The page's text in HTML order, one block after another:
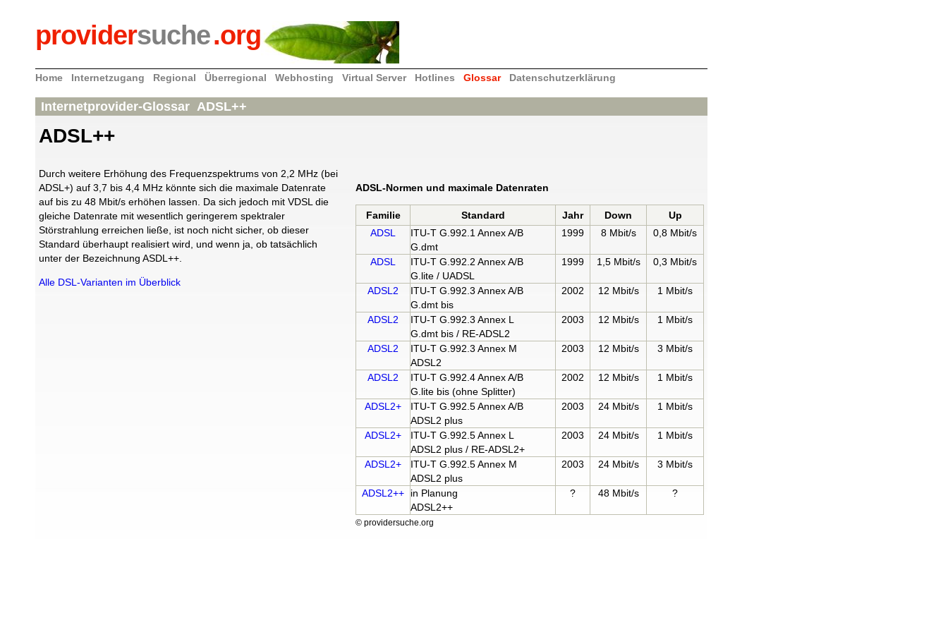
providersuche.org
Home Internetzugang Regional Überregional Webhosting Virtual Server Hotlines Glossar Datenschutzerklärung
Internetprovider-Glossar ADSL++
ADSL++
Durch weitere Erhöhung des Frequenzspektrums von 2,2 MHz (bei
ADSL+) auf 3,7 bis 4,4 MHz könnte sich die maximale Datenrate
auf bis zu 48 Mbit/s erhöhen lassen. Da sich jedoch mit VDSL die
gleiche Datenrate mit wesentlich geringerem spektraler
Störstrahlung erreichen ließe, ist noch nicht sicher, ob dieser
Standard überhaupt realisiert wird, und wenn ja, ob tatsächlich
unter der Bezeichnung ASDL++.
Alle DSL-Varianten im Überblick
ADSL-Normen und maximale Datenraten
Familie Standard Jahr Down
Up
ADSL
ITU-T G.992.1 Annex A/B
G.dmt
1999 8 Mbit/s 0,8 Mbit/s
ADSL
ITU-T G.992.2 Annex A/B
G.lite / UADSL
1999 1,5 Mbit/s 0,3 Mbit/s
ADSL2
ITU-T G.992.3 Annex A/B
G.dmt bis
2002 12 Mbit/s 1 Mbit/s
ADSL2
ITU-T G.992.3 Annex L
G.dmt bis / RE-ADSL2
2003 12 Mbit/s 1 Mbit/s
ADSL2
ITU-T G.992.3 Annex M
ADSL2
2003 12 Mbit/s 3 Mbit/s
ADSL2
ITU-T G.992.4 Annex A/B
G.lite bis (ohne Splitter)
2002 12 Mbit/s 1 Mbit/s
ADSL2+
ITU-T G.992.5 Annex A/B
ADSL2 plus
2003 24 Mbit/s 1 Mbit/s
ADSL2+
ITU-T G.992.5 Annex L
ADSL2 plus / RE-ADSL2+
2003 24 Mbit/s 1 Mbit/s
ADSL2+
ITU-T G.992.5 Annex M
ADSL2 plus
2003 24 Mbit/s 3 Mbit/s
ADSL2++
in Planung
ADSL2++
? 48 Mbit/s ?
© providersuche.org